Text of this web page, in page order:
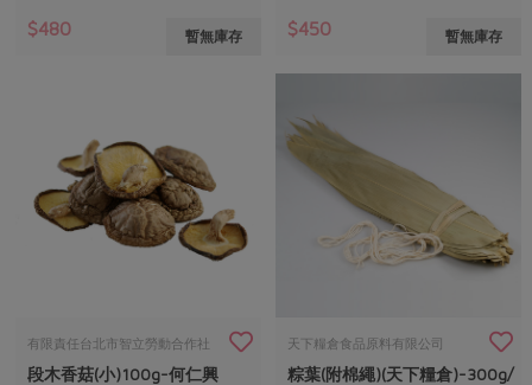
$480 暫無庫存 $450 暫無庫存
有限責任台北市智立勞動合作社
段木香菇(小)100g-何仁興
天下糧倉食品原料有限公司
粽葉(附棉繩)(天下糧倉)-300g/